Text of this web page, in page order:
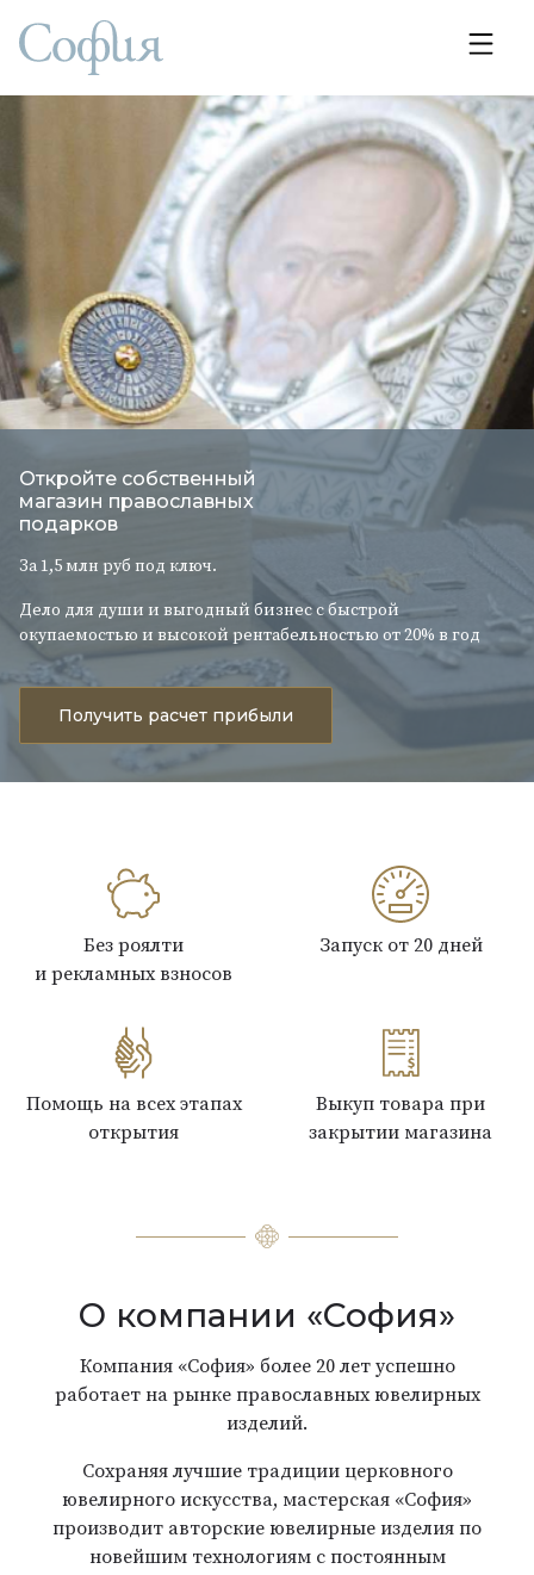
Откройте собственный
магазин православных
подарков
За 1,5 млн руб под ключ.
Дело для души и выгодный бизнес с быстрой
окупаемостью и высокой рентабельностью от 20% в год
Получить расчет прибыли
Без роялти
и рекламных взносов
Запуск от 20 дней
Помощь на всех этапах
открытия
Выкуп товара при
закрытии магазина
О компании «София»
Компания «София» более 20 лет успешно
работает на рынке православных ювелирных
изделий.
Сохраняя лучшие традиции церковного
ювелирного искусства, мастерская «София»
производит авторские ювелирные изделия по
новейшим технологиям с постоянным